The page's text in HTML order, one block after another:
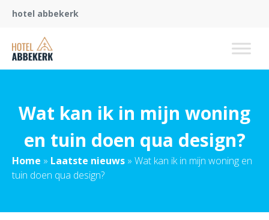
hotel abbekerk
Wat kan ik in mijn woning
en tuin doen qua design?
Home » Laatste nieuws » Wat kan ik in mijn woning en
tuin doen qua design?